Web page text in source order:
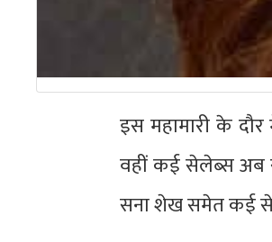
इस महामारी के
वहीं कई सेलेब्स अब
सना शेख समेत कई